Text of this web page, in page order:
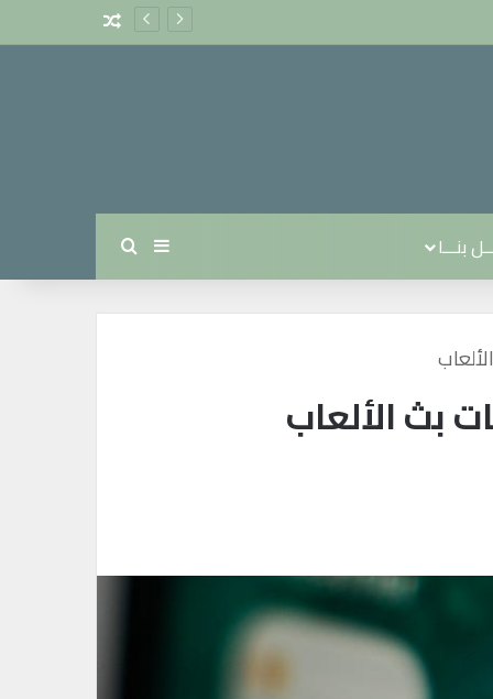
بنـــا إضافة عمود جانبي
بث الألعاب